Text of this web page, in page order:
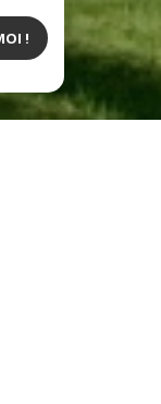
!